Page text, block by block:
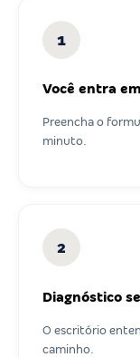
1
Você entra
Preencha o
minuto.
2
Diagnóstico
O escritório
caminho.